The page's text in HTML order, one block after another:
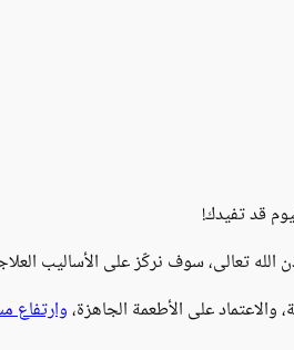
قد تفيدك!
الله تعالى، سوف نركّز على الأساليب
على الأطعمة الجاهزة،وارتفاع